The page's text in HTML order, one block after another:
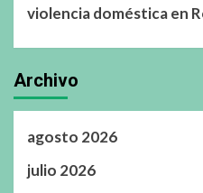
violencia doméstica en
Archivo
agosto 2026
julio 2026